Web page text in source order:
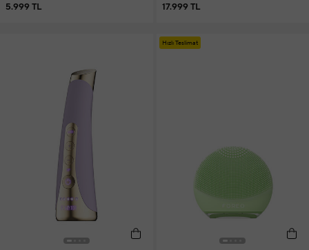
5.999 TL 17.999 TL
Hızlı Teslimat